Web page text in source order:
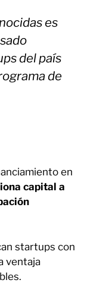
es
del país
de
en
capital a
startups con
ventaja